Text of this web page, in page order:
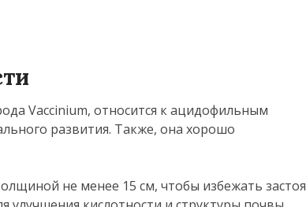
Vaccinium, относится к ацидофильным
развития. Также, она хорошо
не менее 15 см, чтобы избежать застоя